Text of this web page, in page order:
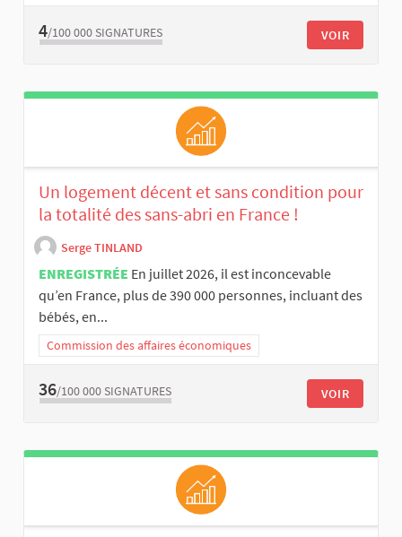
4/100 000 SIGNATURES VOIR
Un logement décent et sans condition pour
la totalité des sans-abri en France !
Serge TINLAND
ENREGISTRÉE En juillet 2026, il est inconcevable
qu’en France, plus de 390 000 personnes, incluant des
bébés, en...
Commission des affaires économiques
36/100 000 SIGNATURES VOIR